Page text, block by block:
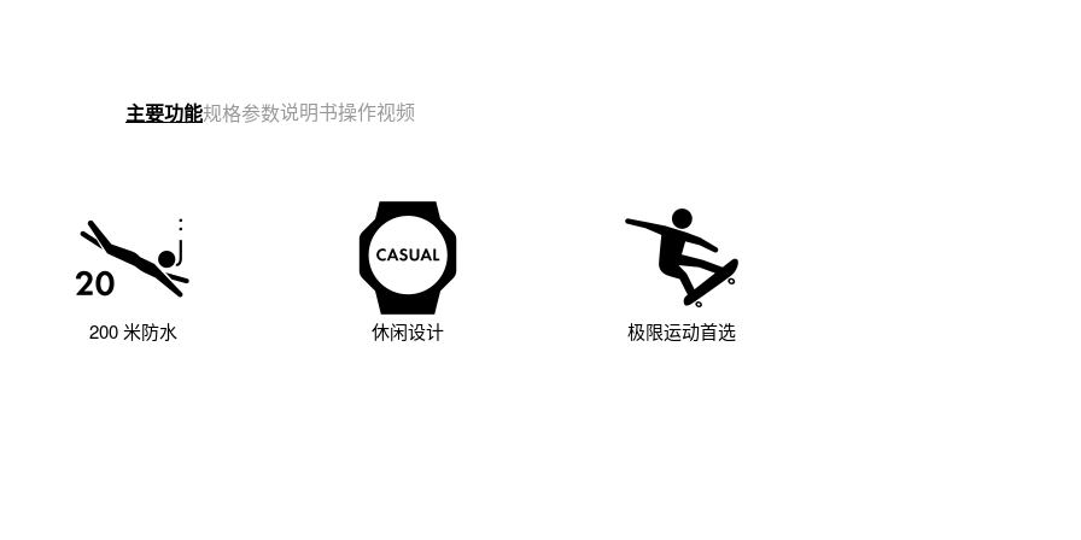
主要功能规格参数说明书操作视频
200 米防水 休闲设计 极限运动首选